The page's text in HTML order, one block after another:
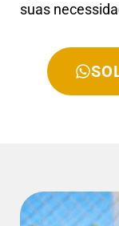
suas